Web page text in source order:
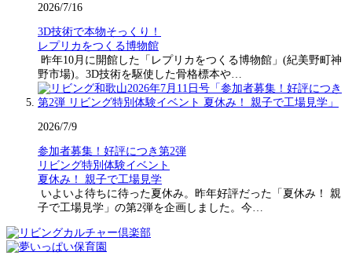
2026/7/16
3D技術で本物そっくり！
レプリカをつくる博物館
昨年10月に開館した「レプリカをつくる博物館」(紀美野町神
野市場)。3D技術を駆使した骨格標本や…
2026/7/9
参加者募集！好評につき第2弾
リビング特別体験イベント
夏休み！ 親子で工場見学
いよいよ待ちに待った夏休み。昨年好評だった「夏休み！ 親
子で工場見学」の第2弾を企画しました。今…